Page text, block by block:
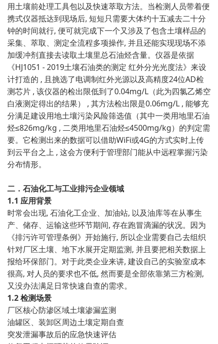
用土壤前处理工具包以及快速萃取方法。当检测人员带着便
携式仪器抵达到现场后, 短短只需要大体约十五减去二十分
钟的时间就行, 便可就完成下一个又涉及了包含土壤样品的
采集、萃取、测定全流程多项操作, 并且还能实现现场不添
加缓冲剂直接去读取土壤里总石油烃含量。仪器是依据
《HJ1051 - 2019土壤石油类的测定 红外分光光度法》来设
计打造的 , 且挑选了电调制红外光源以及高精度24位AD检
测芯片 , 该仪器的检出限低到了0.04mg/L（此为四氯乙烯空
白液测定得出的结果） , 其方法检出限是0.06mg/L , 能够充
分满足建设用地土壤污染风险筛选值（其中一类用地里石油
烃≤826mg/kg , 二类用地里石油烃≤4500mg/kg）的判定需
要。它检测出来的数据可以借助WiFi或4G的方式实时上传
到云平台之上 , 这会方便利于管理部门能从中远程掌握污染
分布情形。
二．石油化工与工业排污企业领域
1.1 应用背景
时常会出现, 石油化工企业、加油站, 以及油库等在从事生
产、储存、运输这些环节期间, 存在跑冒滴漏的状况。因为
《排污许可管理条例》开始施行, 所以企业需要自己去组织
针对厂区土壤、地下水展开定期监测, 并且要把相关数据上
报给环保部门。对于此类企业来讲, 建设自己的实验室成本
很高, 对人员的要求也不低, 然而要是全部依靠第三方检测,
又没办法满足日常快速自查的需求。
1.2 检测场景
厂区核心防渗区域土壤渗漏监测
油罐区、装卸区周边土壤定期自查
突发泄漏事故后的应急快速评估